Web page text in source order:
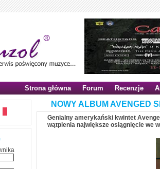
Strona główna Forum Recenzje
NOWY ALBUM AVENGED
Genialny amerykański kwintet
wątpienia największe osiągnięcie we